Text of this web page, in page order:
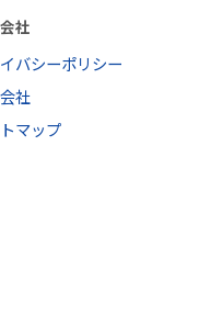
社
バシーポリシー
社
マップ